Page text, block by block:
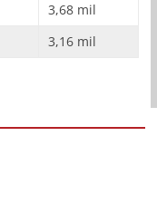
3,68 mil
3,16 mil